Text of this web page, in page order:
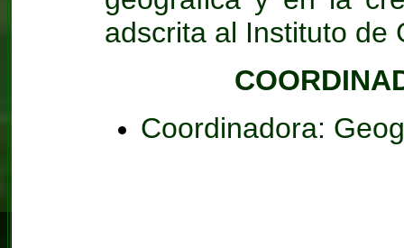
adscrita al Instituto de
Coordinadora: